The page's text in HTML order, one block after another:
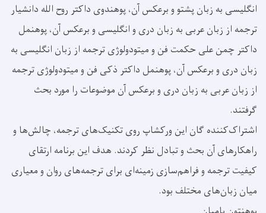
انگلیسی به زبان پشتو و برعکس آن، پوهندوی داکتر روح الله دانشیار
ترجمه از زبان عربی به زبان دری و انګلیسی و برعکس آن، پوهنمل
داکتر چمن علی حکمت فن و میتودولوژی ترجمه از زبان انګلیسی به
زبان دری و برعکس آن، پوهنمل داکتر ذکی فن و میتودولوژی ترجمه
از زبان عربی به زبان دری و برعکس آن موضوعات را مورد بحث
گرفتند.
اشتراک‌کننده گان این ورکشاپ روی تکنیک‌های ترجمه، چالش‌ها و
راهکارهای آن بحث و تبادل نظر کردند. هدف این برنامه ارتقای
کیفیت ترجمه و فراهم‌سازی زمینه‌ای برای ترجمه‌های روان و معیاری
میان زبان‌های مختلف بود.